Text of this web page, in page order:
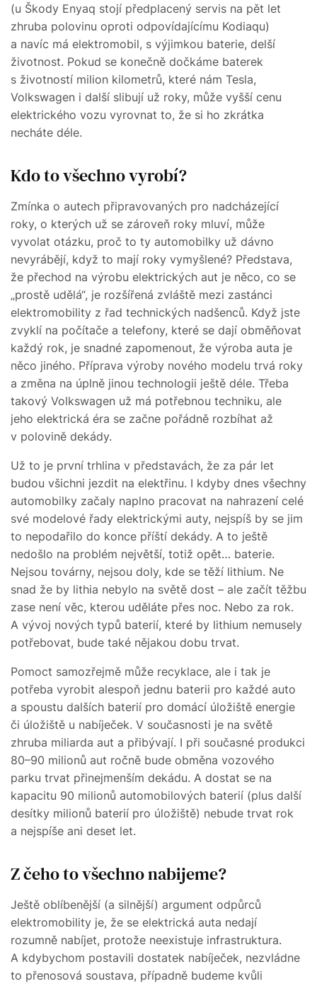
(u Škody Enyaq stojí předplacený servis na pět let
zhruba polovinu oproti odpovídajícímu Kodiaqu)
a navíc má elektromobil, s výjimkou baterie, delší
životnost. Pokud se konečně dočkáme baterek
s životností milion kilometrů, které nám Tesla,
Volkswagen i další slibují už roky, může vyšší cenu
elektrického vozu vyrovnat to, že si ho zkrátka
necháte déle.
Kdo to všechno vyrobí?
Zmínka o autech připravovaných pro nadcházející
roky, o kterých už se zároveň roky mluví, může
vyvolat otázku, proč to ty automobilky už dávno
nevyrábějí, když to mají roky vymyšlené? Představa,
že přechod na výrobu elektrických aut je něco, co se
„prostě udělá“, je rozšířená zvláště mezi zastánci
elektromobility z řad technických nadšenců. Když jste
zvyklí na počítače a telefony, které se dají obměňovat
každý rok, je snadné zapomenout, že výroba auta je
něco jiného. Příprava výroby nového modelu trvá roky
a změna na úplně jinou technologii ještě déle. Třeba
takový Volkswagen už má potřebnou techniku, ale
jeho elektrická éra se začne pořádně rozbíhat až
v polovině dekády.
Už to je první trhlina v představách, že za pár let
budou všichni jezdit na elektřinu. I kdyby dnes všechny
automobilky začaly naplno pracovat na nahrazení celé
své modelové řady elektrickými auty, nejspíš by se jim
to nepodařilo do konce příští dekády. A to ještě
nedošlo na problém největší, totiž opět… baterie.
Nejsou továrny, nejsou doly, kde se těží lithium. Ne
snad že by lithia nebylo na světě dost – ale začít těžbu
zase není věc, kterou uděláte přes noc. Nebo za rok.
A vývoj nových typů baterií, které by lithium nemusely
potřebovat, bude také nějakou dobu trvat.
Pomoct samozřejmě může recyklace, ale i tak je
potřeba vyrobit alespoň jednu baterii pro každé auto
a spoustu dalších baterií pro domácí úložiště energie
či úložiště u nabíječek. V současnosti je na světě
zhruba miliarda aut a přibývají. I při současné produkci
80–90 milionů aut ročně bude obměna vozového
parku trvat přinejmenším dekádu. A dostat se na
kapacitu 90 milionů automobilových baterií (plus další
desítky milionů baterií pro úložiště) nebude trvat rok
a nejspíše ani deset let.
Z čeho to všechno nabijeme?
Ještě oblíbenější (a silnější) argument odpůrců
elektromobility je, že se elektrická auta nedají
rozumně nabíjet, protože neexistuje infrastruktura.
A kdybychom postavili dostatek nabíječek, nezvládne
to přenosová soustava, případně budeme kvůli